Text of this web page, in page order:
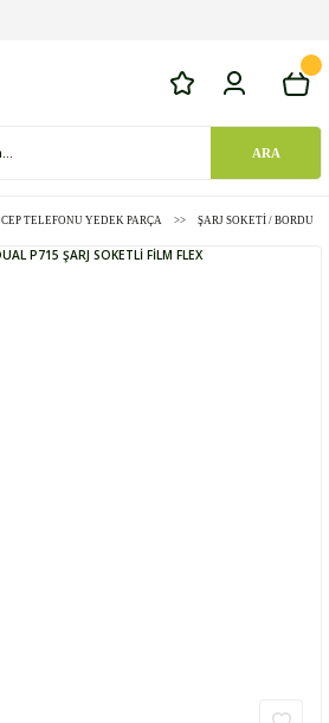
ARA
CEP TELEFONU YEDEK PARÇA ŞARJ SOKETİ / BORDU